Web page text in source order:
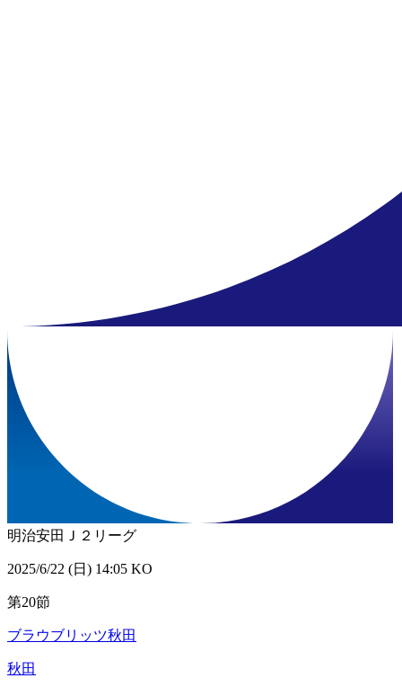
明治安田Ｊ２リーグ
2025/6/22 (日) 14:05 KO
第20節
ブラウブリッツ秋田
秋田